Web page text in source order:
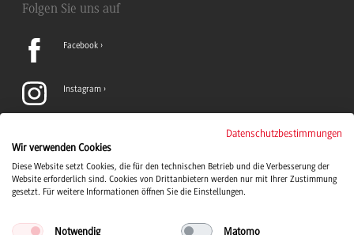
Folgen Sie uns auf
Facebook
Instagram
TikTok
Datenschutzbestimmungen
Wir verwenden Cookies
Diese Website setzt Cookies, die für den technischen Betrieb und die Verbesserung der
Website erforderlich sind. Cookies von Drittanbietern werden nur mit Ihrer Zustimmung
gesetzt. Für weitere Informationen öffnen Sie die Einstellungen.
Notwendig Matomo